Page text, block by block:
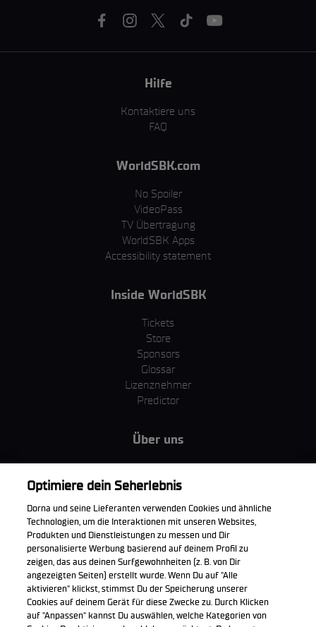
Hilfe
Kontaktiere uns
FAQ
WorldSBK.com
No Spoiler
VideoPass
TV Übertragung
WorldSBK Apps
Accessibility statement
Inside WorldSBK
Tickets
Store
Sponsors
Glossar
Lizenznehmer
Predictor
Über uns
MotoGP Group
Cookie Richtlinien
Unternehmen & ESG
Datenschutzerklärung
Kaufrichtlinie
Die offizielle WorldSBK App herunterladen
Optimiere dein Seherlebnis
Dorna und seine Lieferanten verwenden Cookies und ähnliche
Technologien, um die Interaktionen mit unseren Websites,
Produkten und Dienstleistungen zu messen und Dir
personalisierte Werbung basierend auf deinem Profil zu
zeigen, das aus deinen Surfgewohnheiten (z. B. von Dir
angezeigten Seiten) erstellt wurde. Wenn Du auf "Alle
aktivieren" klickst, stimmst Du der Speicherung unserer
Cookies auf deinem Gerät für diese Zwecke zu. Durch Klicken
auf "Anpassen" kannst Du auswählen, welche Kategorien von